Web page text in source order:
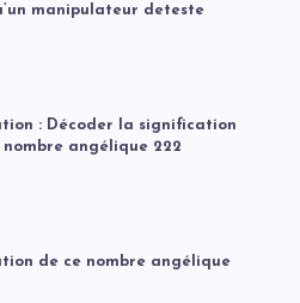
manipulateur deteste
: Décoder la signification
angélique 222
de ce nombre angélique